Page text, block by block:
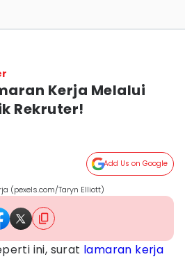
Kerja Melalui
Rekruter!
Add Us on Google
(pexels.com/Taryn Elliott)
ini, surat lamaran kerja